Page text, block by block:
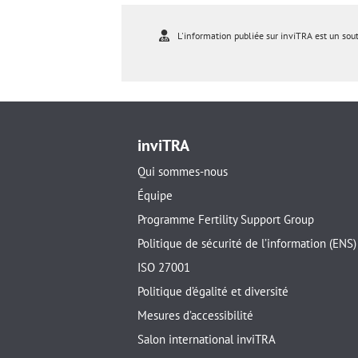
L'information publiée sur inviTRA est un
inviTRA
Qui sommes-nous
Équipe
Programme Fertility Support Group
Politique de sécurité de l’information (ENS)
ISO 27001
Politique d’égalité et diversité
Mesures d’accessibilité
Salon international inviTRA